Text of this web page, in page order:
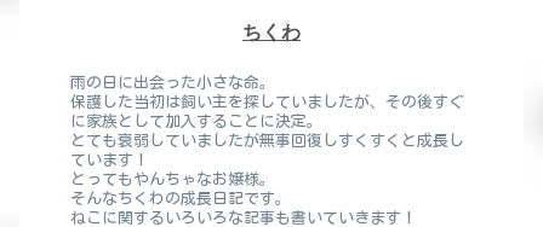
ちくわ
雨の日に出会った小さな命。
保護した当初は飼い主を探していましたが、その後すぐ
に家族として加入することに決定。
とても衰弱していましたが無事回復しすくすくと成長し
ています！
とってもやんちゃなお嬢様。
そんなちくわの成長日記です。
ねこに関するいろいろな記事も書いていきます！